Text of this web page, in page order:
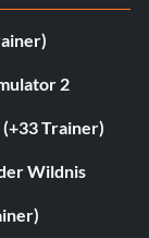
2
Trainer)
Wildnis